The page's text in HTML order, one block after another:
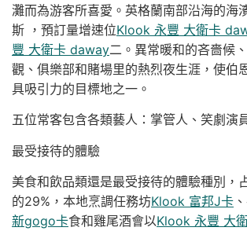
灘而為游客所喜愛。英格蘭南部沿海的海
斯 ，預訂量增速位Klook 永豐 大衛卡
豐 大衛卡 daway二。異常暖和的吝嗇候
觀、俱樂部和賭場里的熱烈夜生涯，使伯
具吸引力的目標地之一。
五位常客包含各類藝人：掌管人、笑劇演
最受接待的體驗
美食和飲品類還是最受接待的體驗種別，
的29%，本地烹調任務坊Klook 富邦J卡
新gogo卡食和雞尾酒會以Klook 永豐 大